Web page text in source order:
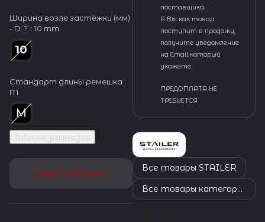
Ширина возле застёжки (мм)
- D ? : 10 mm
Стандарт длины ремешка :
M
Таблица размеров
Подписаться
поставщика.
А Вы как товар
поступит в продажу,
получите уведомление
на Email который
укажете.
ПРЕДОПЛАТА НЕ
ТРЕБУЕТСЯ
Все товары STAILER
Все товары категории